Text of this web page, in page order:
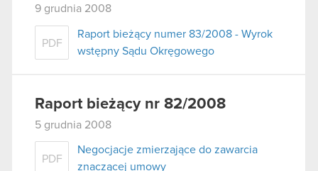
9 grudnia 2008
PDF
Raport bieżący numer 83/2008 - Wyrok
wstępny Sądu Okręgowego
Raport bieżący nr 82/2008
5 grudnia 2008
PDF
Negocjacje zmierzające do zawarcia
znaczącej umowy